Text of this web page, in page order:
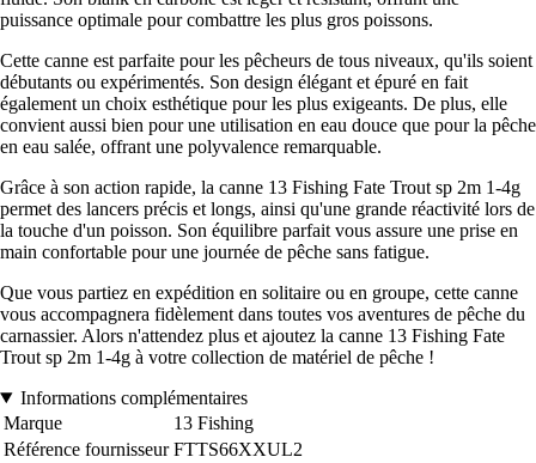
puissance optimale pour combattre les plus gros poissons.
Cette canne est parfaite pour les pêcheurs de tous niveaux, qu'ils soient
débutants ou expérimentés. Son design élégant et épuré en fait
également un choix esthétique pour les plus exigeants. De plus, elle
convient aussi bien pour une utilisation en eau douce que pour la pêche
en eau salée, offrant une polyvalence remarquable.
Grâce à son action rapide, la canne 13 Fishing Fate Trout sp 2m 1-4g
permet des lancers précis et longs, ainsi qu'une grande réactivité lors de
la touche d'un poisson. Son équilibre parfait vous assure une prise en
main confortable pour une journée de pêche sans fatigue.
Que vous partiez en expédition en solitaire ou en groupe, cette canne
vous accompagnera fidèlement dans toutes vos aventures de pêche du
carnassier. Alors n'attendez plus et ajoutez la canne 13 Fishing Fate
Trout sp 2m 1-4g à votre collection de matériel de pêche !
Informations complémentaires
Marque
13 Fishing
Référence fournisseur FTTS66XXUL2